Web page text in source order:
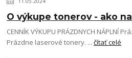
O výkupe tonerov - ako
CENNÍK VÝKUPU PRÁZDNYCH NÁPLNÍ
Prázdne laserové tonery. ...čítať celé